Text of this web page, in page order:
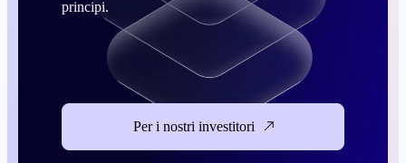
principi.
Per i nostri investitori